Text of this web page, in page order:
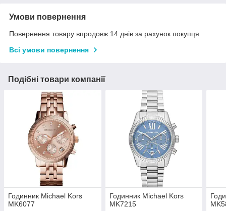
Умови повернення
Повернення товару впродовж 14 днів за рахунок покупця
Всі умови повернення
Подібні товари компанії
Годинник Michael Kors
MK6077
Годинник Michael Kors
MK7215